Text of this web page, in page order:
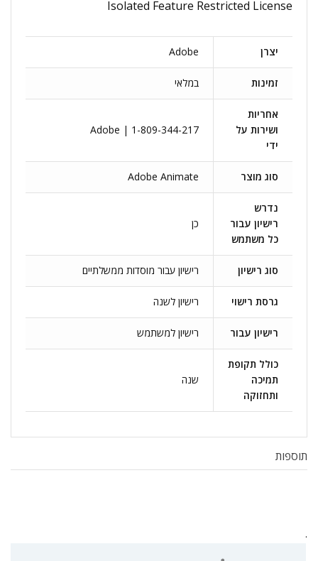
Isolated Feature Restricted License
יצרן Adobe
זמינות במלאי
אחריות
ושירות על
ידי
Adobe | 1-809-344-217
סוג מוצר Adobe Animate
נדרש
רישיון עבור
כל משתמש
כן
סוג רישיון רישיון עבור מוסדות ממשלתיים
גרסת רישוי רישיון לשנה
רישיון עבור רישיון למשתמש
כולל תקופת
תמיכה
ותחזוקה
שנה
תוספות
.